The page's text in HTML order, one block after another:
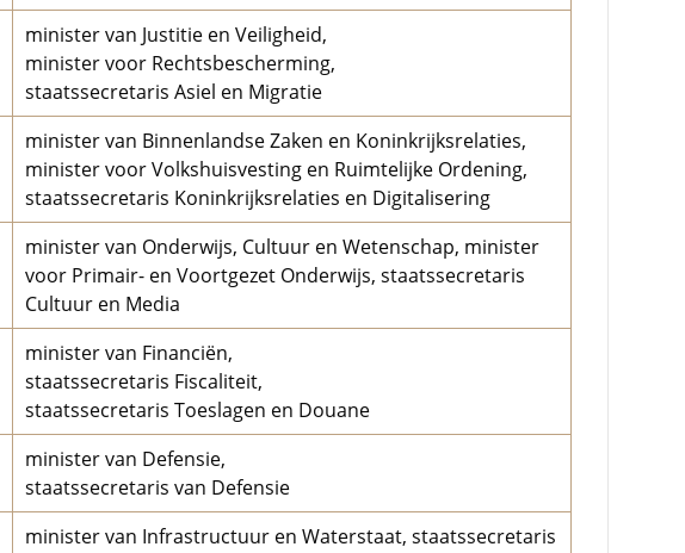
minister van Justitie en Veiligheid,
minister voor Rechtsbescherming,
staatssecretaris Asiel en Migratie
minister van Binnenlandse Zaken en Koninkrijksrelaties,
minister voor Volkshuisvesting en Ruimtelijke Ordening,
staatssecretaris Koninkrijksrelaties en Digitalisering
minister van Onderwijs, Cultuur en Wetenschap, minister
voor Primair- en Voortgezet Onderwijs, staatssecretaris
Cultuur en Media
minister van Financiën,
staatssecretaris Fiscaliteit,
staatssecretaris Toeslagen en Douane
minister van Defensie,
staatssecretaris van Defensie
minister van Infrastructuur en Waterstaat, staatssecretaris